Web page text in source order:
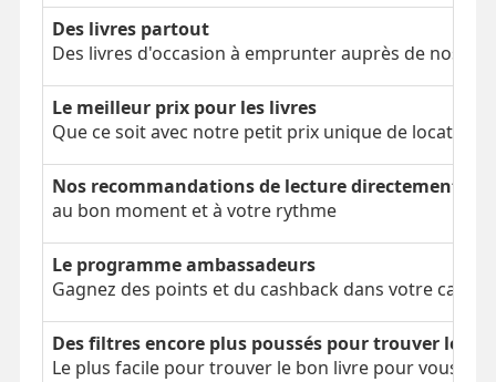
Des livres partout
Des livres d'occasion à emprunter auprès de nos
Le meilleur prix pour les livres
Que ce soit avec notre petit prix unique de location
Nos recommandations de lecture directement
au bon moment et à votre rythme
Le programme ambassadeurs
Gagnez des points et du cashback dans votre
Des filtres encore plus poussés pour trouver le
Le plus facile pour trouver le bon livre pour vous